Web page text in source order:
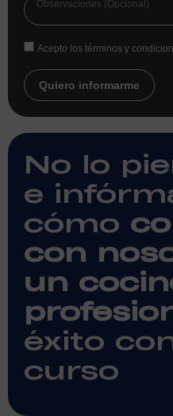
Acepto los términos y
Quiero informarme
No lo
e
cómo
con
un
éxito
curso